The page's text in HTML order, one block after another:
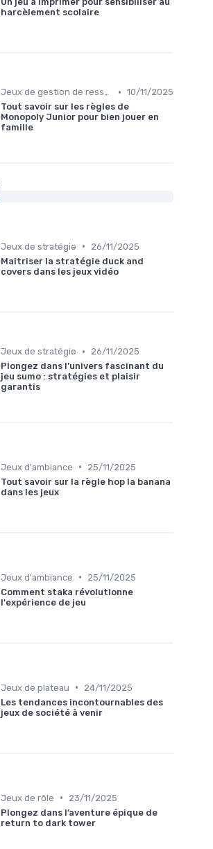
harcèlement scolaire
Jeux de gestion de ressources • 10/11/2025
Tout savoir sur les règles de
Monopoly Junior pour bien jouer en
famille
Jeux de stratégie •
26/11/2025
Maîtriser la stratégie duck and
covers dans les jeux vidéo
Jeux de stratégie •
26/11/2025
Plongez dans l’univers fascinant du
jeu sumo : stratégies et plaisir
garantis
Jeux d'ambiance •
25/11/2025
Tout savoir sur la règle hop la banana
dans les jeux
Jeux d'ambiance •
25/11/2025
Comment staka révolutionne
l'expérience de jeu
Jeux de plateau •
24/11/2025
Les tendances incontournables des
jeux de société à venir
Jeux de rôle •
23/11/2025
Plongez dans l’aventure épique de
return to dark tower